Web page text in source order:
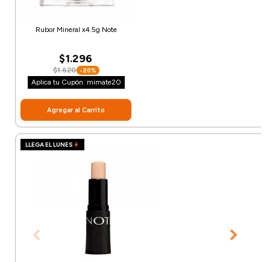
Rubor Mineral x4.5g Note
$1.296
$1.620 -20%
Aplica tu Cupón: mimate20
Agregar al Carrito
LLEGA EL LUNES